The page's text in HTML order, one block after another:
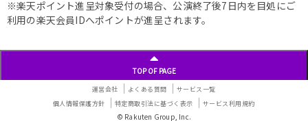
※楽天ポイント進呈対象受付の場合、公演終了後7日内を目処にご
利用の楽天会員IDへポイントが進呈されます。
TOP OF PAGE
運営会社 よくある質問
サービス一覧
個人情報保護方針
特定商取引法に基づく表示 サービス利用規約
© Rakuten Group, Inc.